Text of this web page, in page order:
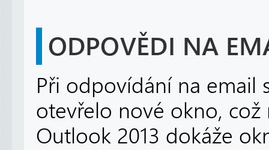
ODPOVĚDI NA
Při odpovídání na email
otevřelo nové okno,
Outlook 2013 dokáže